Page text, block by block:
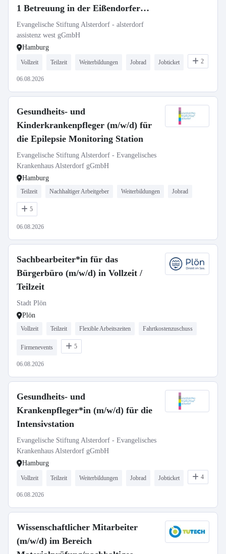
1 Betreuung in der Eißendorfer
Schweiz
Evangelische Stiftung Alsterdorf - alsterdorf
assistenz west gGmbH
Hamburg
Vollzeit Teilzeit Weiterbildungen Jobrad Jobticket 2
06.08.2026
Gesundheits- und
Kinderkrankenpfleger (m/w/d) für
die Epilepsie Monitoring Station
Evangelische Stiftung Alsterdorf - Evangelisches
Krankenhaus Alsterdorf gGmbH
Hamburg
Teilzeit Nachhaltiger Arbeitgeber Weiterbildungen Jobrad
5
06.08.2026
Sachbearbeiter*in für das
Bürgerbüro (m/w/d) in Vollzeit /
Teilzeit
Stadt Plön
Plön
Vollzeit Teilzeit Flexible Arbeitszeiten Fahrtkostenzuschuss
Firmenevents 5
06.08.2026
Gesundheits- und
Krankenpfleger*in (m/w/d) für die
Intensivstation
Evangelische Stiftung Alsterdorf - Evangelisches
Krankenhaus Alsterdorf gGmbH
Hamburg
Vollzeit Teilzeit Weiterbildungen Jobrad Jobticket 4
06.08.2026
Wissenschaftlicher Mitarbeiter
(m/w/d) im Bereich